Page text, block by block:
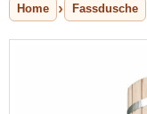
Home Fassdusche